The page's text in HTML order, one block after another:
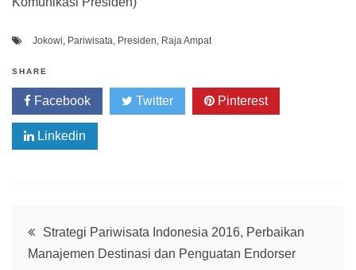
Jokowi, Pariwisata, Presiden, Raja Ampat
SHARE
Facebook Twitter Pinterest
Linkedin
Post
Strategi Pariwisata Indonesia 2016, Perbaikan
Manajemen Destinasi dan Penguatan Endorser